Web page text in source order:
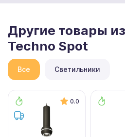
Другие товары
Techno Spot
Все Светильники
0.0